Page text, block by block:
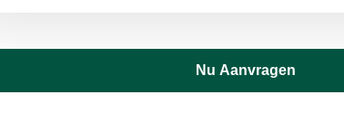
Nu Aanvragen